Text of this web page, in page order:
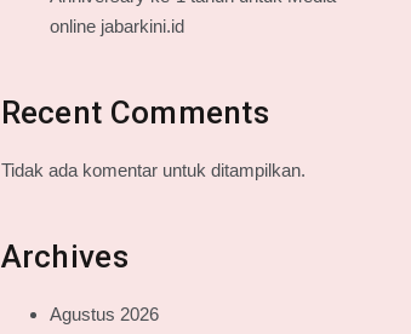
online jabarkini.id
Recent Comments
Tidak ada komentar untuk ditampilkan.
Archives
Agustus 2026